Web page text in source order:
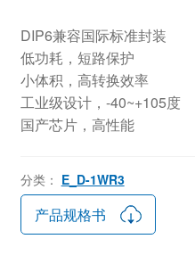
DIP6兼容国际标准封装
低功耗，短路保护
小体积，高转换效率
工业级设计，-40~+105度
国产芯片，高性能
分类： E_D-1WR3
产品规格书